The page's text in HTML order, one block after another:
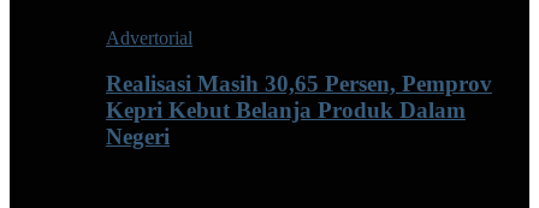
Advertorial
Realisasi Masih 30,65 Persen, Pemprov
Kepri Kebut Belanja Produk Dalam
Negeri